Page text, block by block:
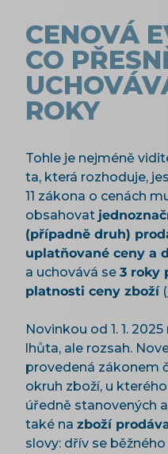
CENOVÁ
CO
ROKY
Tohle je nejméně
ta, která rozhoduje,
11 zákona o cenách
obsahovat
(případně druh)
uplatňované ceny a
a uchovává se 3 roky
platnosti ceny zboží(
Novinkou od 1. 1.
lhůta, ale rozsah.
provedená zákonem
okruh zboží, u
úředně stanovených
také na zboží
slovy: dřív se